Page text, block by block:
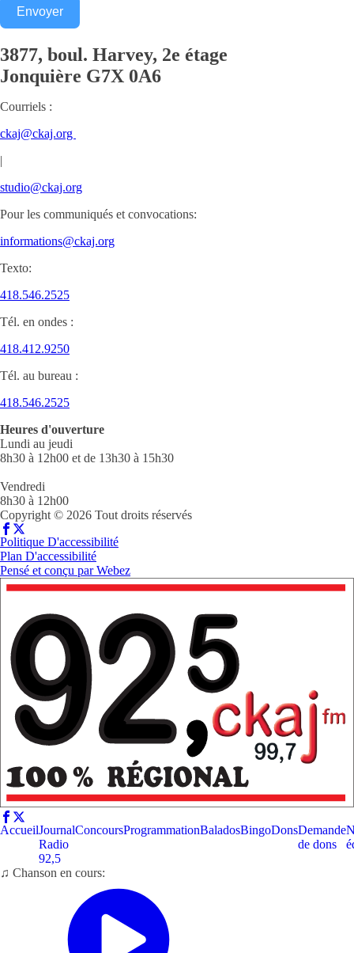
Envoyer
3877, boul. Harvey, 2e étage
Jonquière G7X 0A6
Courriels :
ckaj@ckaj.org
|
studio@ckaj.org
Pour les communiqués et convocations:
informations@ckaj.org
Texto:
418.546.2525
Tél. en ondes :
418.412.9250
Tél. au bureau :
418.546.2525
Heures d'ouverture
Lundi au jeudi
8h30 à 12h00 et de 13h30 à 15h30
Vendredi
8h30 à 12h00
Copyright © 2026 Tout droits réservés
Politique D'accessibilité
Plan D'accessibilité
Pensé et conçu parWebez
AccueilJournal
Radio
92,5
ConcoursProgrammationBaladosBingoDonsDemande
de dons
♫ Chanson en cours: